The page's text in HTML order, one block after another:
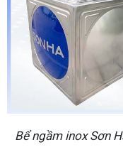
Bể ngầm inox Sơn